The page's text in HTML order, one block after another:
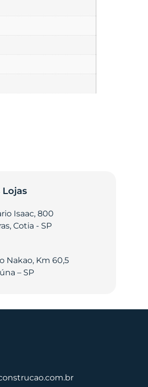
Lojas
Isaac, 800
Cotia - SP
Nakao, Km 60,5
– SP